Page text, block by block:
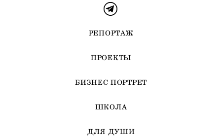
РЕПОРТАЖ
ПРОЕКТЫ
БИЗНЕС ПОРТРЕТ
ШКОЛА
ДЛЯ ДУШИ